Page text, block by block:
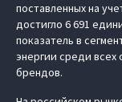
поставленных на
достигло 6 691
показатель в
энергии среди
брендов.